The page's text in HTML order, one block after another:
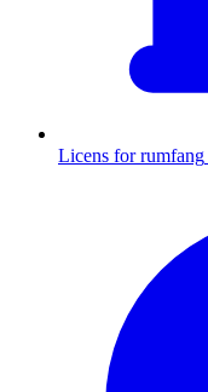
Licens for rumfang